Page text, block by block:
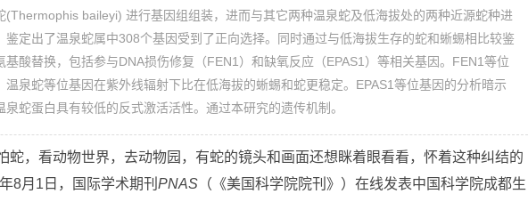
它两种温泉蛇及低海拔处的两种近源蛇种进
鉴定出了温泉蛇属中308个基因受到了正向选择。同时通过与低海拔生存的蛇和蜥蜴相比较鉴
基酸替换，包括参与DNA损伤修复（FEN1）和缺氧反应（EPAS1）等相关基因。FEN1等位
温泉蛇等位基因在紫外线辐射下比在低海拔的蜥蜴和蛇更稳定。EPAS1等位基因的分析暗示
蛇蛋白具有较低的反式激活活性。通过本研究的遗传机制。
蛇，看动物世界，去动物园，有蛇的镜头和画面还想眯着眼看看，怀着这种纠结的
8月1日，国际学术期刊 PNAS （《美国科学院院刊》）在线发表中国科学院成都生